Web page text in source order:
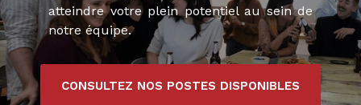
atteindre votre plein potentiel au sein de
notre équipe.
CONSULTEZ NOS POSTES DISPONIBLES